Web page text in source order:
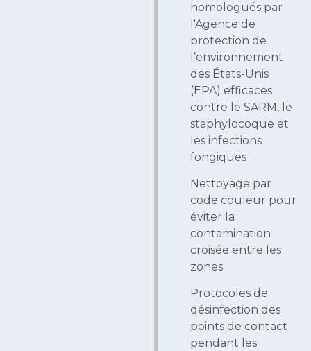
homologués par
l'Agence de
protection de
l’environnement
des États-Unis
(EPA) efficaces
contre le SARM, le
staphylocoque et
les infections
fongiques
Nettoyage par
code couleur pour
éviter la
contamination
croisée entre les
zones
Protocoles de
désinfection des
points de contact
pendant les